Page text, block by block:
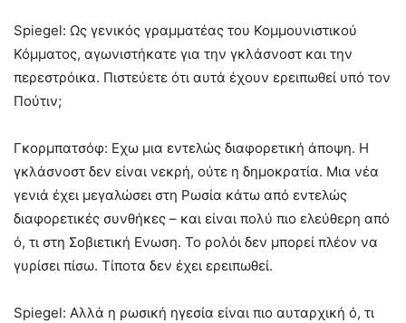
Spiegel: Ως γενικός γραμματέας του Κομμουνιστικού
Κόμματος, αγωνιστήκατε για την γκλάσνοστ και την
περεστρόικα. Πιστεύετε ότι αυτά έχουν ερειπωθεί υπό τον
Πούτιν;
Γκορμπατσόφ: Εχω μια εντελώς διαφορετική άποψη. Η
γκλάσνοστ δεν είναι νεκρή, ούτε η δημοκρατία. Μια νέα
γενιά έχει μεγαλώσει στη Ρωσία κάτω από εντελώς
διαφορετικές συνθήκες – και είναι πολύ πιο ελεύθερη από
ό, τι στη Σοβιετική Ενωση. Το ρολόι δεν μπορεί πλέον να
γυρίσει πίσω. Τίποτα δεν έχει ερειπωθεί.
Spiegel: Αλλά η ρωσική ηγεσία είναι πιο αυταρχική ό, τι